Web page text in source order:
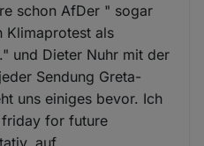
schon AfDer " sogar
Klimaprotest als
und Dieter Nuhr mit der
Sendung Greta-
uns einiges bevor. Ich
for future